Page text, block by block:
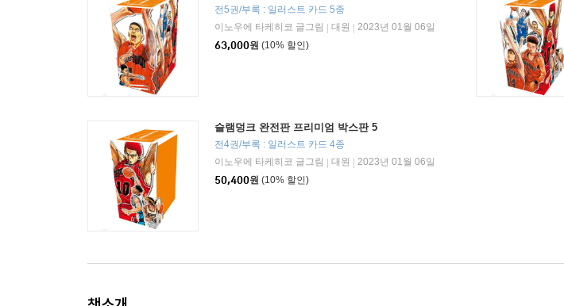
전5권/부록 : 일러스트 카드 5종
이노우에 타케히코 글그림
대원
2023년 01월 06일
63,000원 (10% 할인)
슬램덩크 완전판 프리미엄 박스판 5
전4권/부록 : 일러스트 카드 4종
이노우에 타케히코 글그림
대원
2023년 01월 06일
50,400원 (10% 할인)